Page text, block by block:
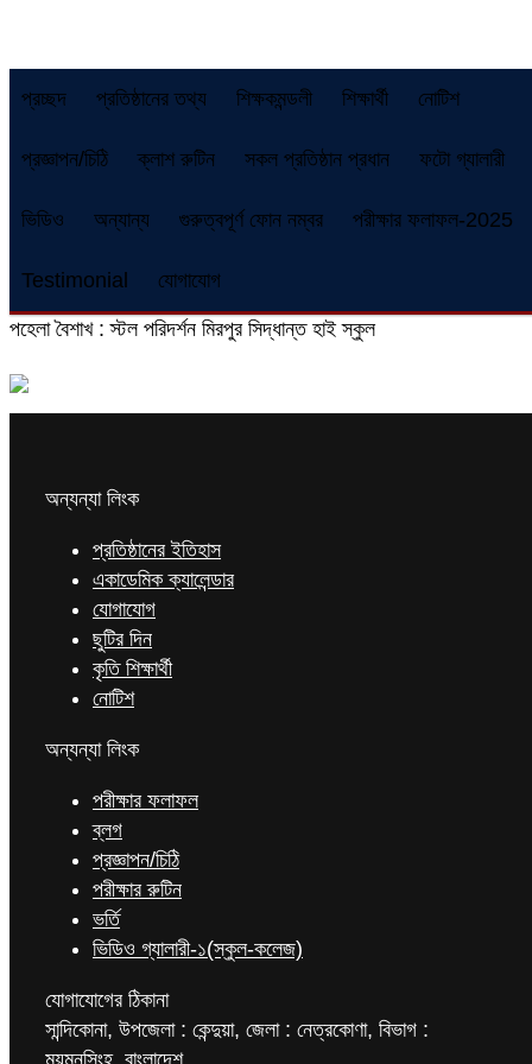
প্রচ্ছদ প্রতিষ্ঠানের তথ্য শিক্ষকমন্ডলী শিক্ষার্থী নোটিশ
প্রজ্ঞাপন/চিঠি ক্লাশ রুটিন সকল প্রতিষ্ঠান প্রধান ফটো গ্যালারী
ভিডিও অন্যান্য গুরুত্বপূর্ণ ফোন নম্বর পরীক্ষার ফলাফল-2025
Testimonial যোগাযোগ
পহেলা বৈশাখ : স্টল পরিদর্শন মিরপুর সিদ্ধান্ত হাই স্কুল
অন্যন্যা লিংক
প্রতিষ্ঠানের ইতিহাস
একাডেমিক ক্যালেন্ডার
যোগাযোগ
ছুটির দিন
কৃতি শিক্ষার্থী
নোটিশ
অন্যন্যা লিংক
পরীক্ষার ফলাফল
ব্লগ
প্রজ্ঞাপন/চিঠি
পরীক্ষার রুটিন
ভর্তি
ভিডিও গ্যালারী-১(স্কুল-কলেজ)
যোগাযোগের ঠিকানা
সান্দিকোনা, উপজেলা : কেন্দুয়া, জেলা : নেত্রকোণা, বিভাগ :
ময়মনসিংহ, বাংলাদেশ